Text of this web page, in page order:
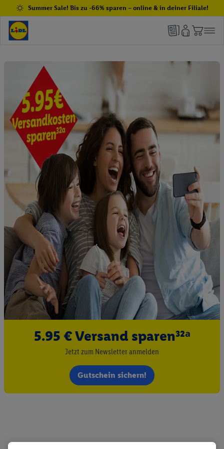
Summer Sale! Bis zu -66% sparen – online & in deiner Filiale!
5.95 € Versand sparen³²ᵃ
Jetzt zum Newsletter anmelden
Gutschein sichern!